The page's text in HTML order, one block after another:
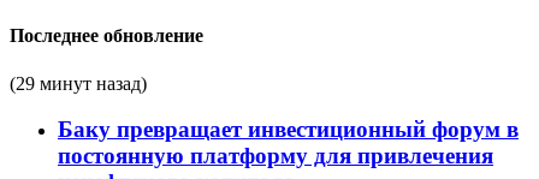
Последнее обновление
(29 минут назад)
Баку превращает инвестиционный форум в
постоянную платформу для привлечения